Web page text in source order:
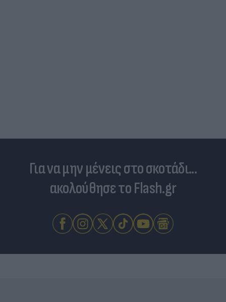
Για να μην μένεις στο σκοτάδι...
ακολούθησε το Flash.gr